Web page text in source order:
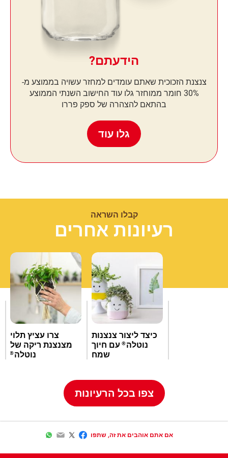
הידעתם?
צנצנת הזכוכית שאתם עומדים למחזר עשויה בממוצע מ-
30% חומר ממוחזר גלו עוד החישוב השנתי הממוצע
בהתאם להצהרה של ספק פררו
גלו עוד
קבלו השראה
רעיונות אחרים
כיצד ליצור צנצנות
נוטלה®עם חיוך
שמח
צרו עציץ תלוי
מצנצנת ריקה של
נוטלה®
צפו בכל הרעיונות
אם אתם אוהבים את זה, שתפו Facebook
Twitter
Email
WhatsApp